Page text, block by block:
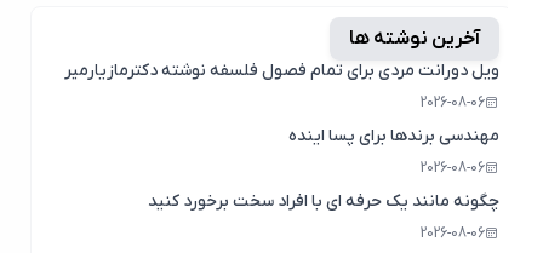
آخرین نوشته ها
ویل دورانت مردی برای تمام فصول فلسفه نوشته دکترمازیارمیر
2026-08-06
مهندسی برندها برای پسا اینده
2026-08-06
چگونه مانند یک حرفه ای با افراد سخت برخورد کنید
2026-08-06